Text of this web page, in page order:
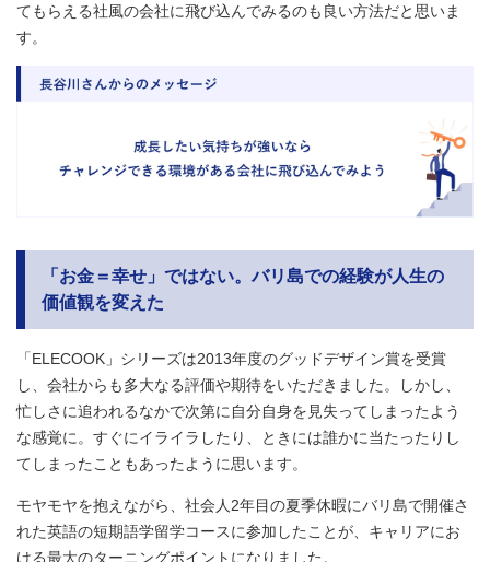
てもらえる社風の会社に飛び込んでみるのも良い方法だと思いま
す。
「お金＝幸せ」ではない。バリ島での経験が人生の
価値観を変えた
「ELECOOK」シリーズは2013年度のグッドデザイン賞を受賞
し、会社からも多大なる評価や期待をいただきました。しかし、
忙しさに追われるなかで次第に自分自身を見失ってしまったよう
な感覚に。すぐにイライラしたり、ときには誰かに当たったりし
てしまったこともあったように思います。
モヤモヤを抱えながら、社会人2年目の夏季休暇にバリ島で開催さ
れた英語の短期語学留学コースに参加したことが、キャリアにお
ける最大のターニングポイントになりました。